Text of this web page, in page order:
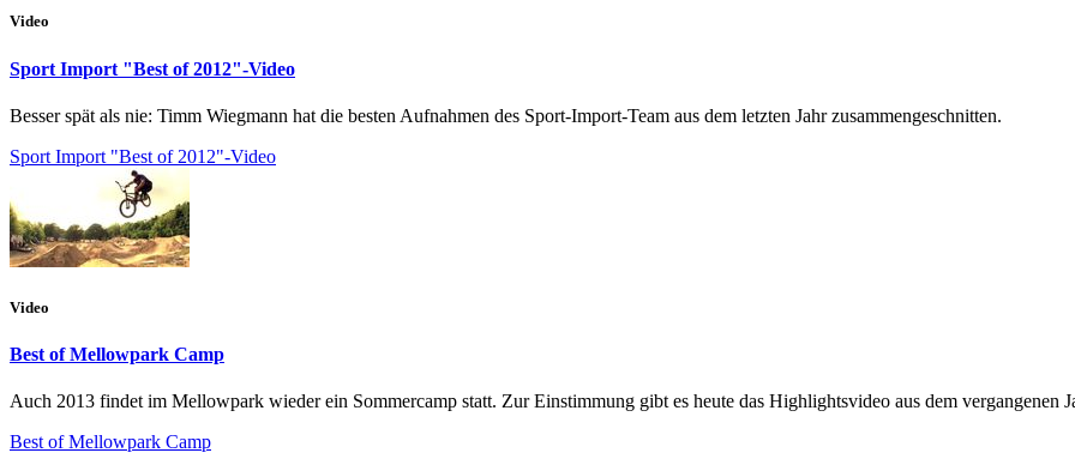
Video
Sport Import "Best of 2012"-Video
Besser spät als nie: Timm Wiegmann hat die besten Aufnahmen des Sport-Import-Team aus dem letzten Jahr zusammengeschnitten.
Sport Import "Best of 2012"-Video
Video
Best of Mellowpark Camp
Auch 2013 findet im Mellowpark wieder ein Sommercamp statt. Zur Einstimmung gibt es heute das Highlightsvideo aus dem vergangenen
Best of Mellowpark Camp